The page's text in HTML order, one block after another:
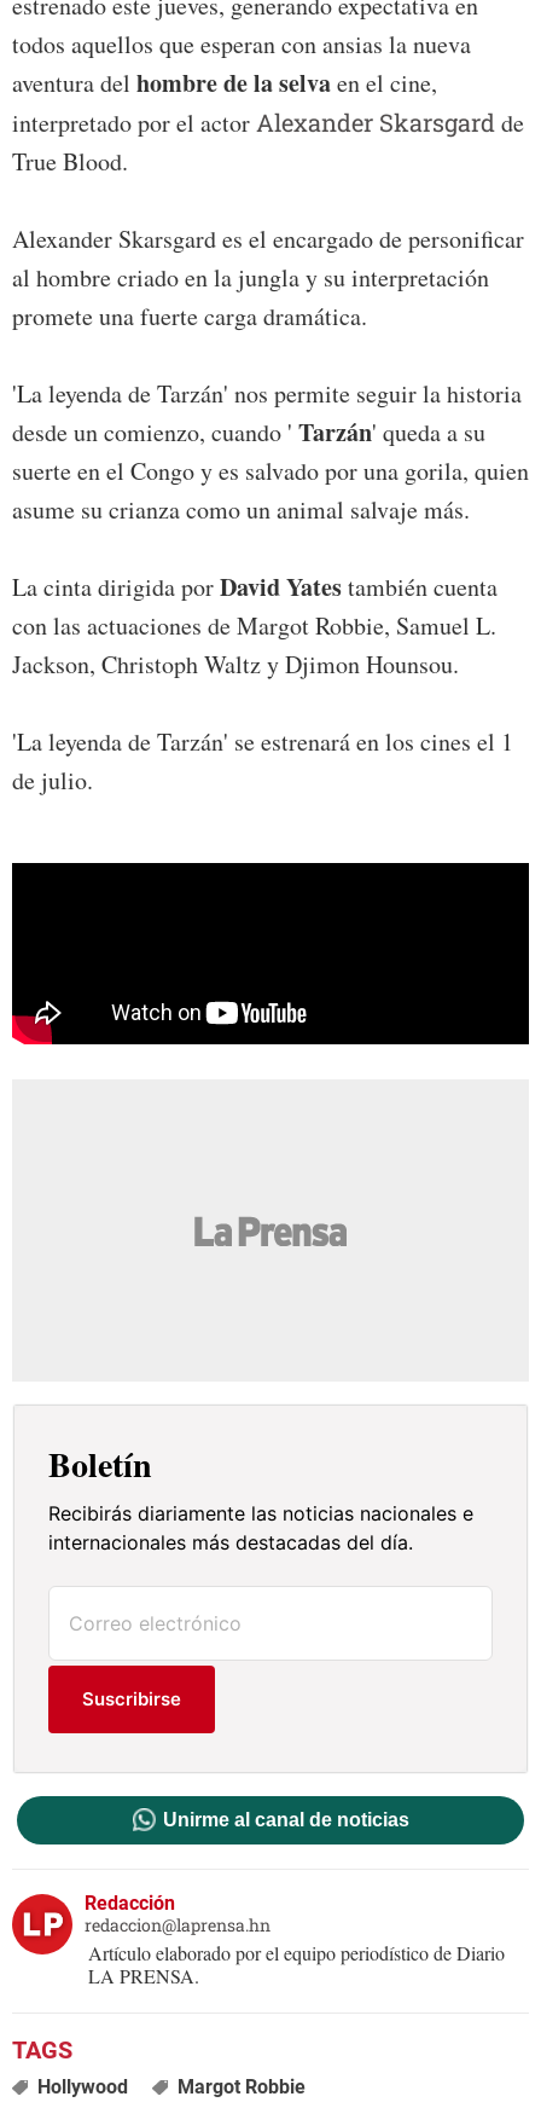
todos aquellos que esperan con ansias la nueva
aventura del hombre de la selvaen el cine,
interpretado por el actor Alexander Skarsgard de
True Blood.
Alexander Skarsgard es el encargado de personificar
al hombre criado en la jungla y su interpretación
promete una fuerte carga dramática.
'La leyenda de Tarzán' nos permite seguir la historia
desde un comienzo, cuando ' Tarzán' queda a su
suerte en el Congo y es salvado por una gorila, quien
asume su crianza como un animal salvaje más.
La cinta dirigida porDavid Yatestambién cuenta
con las actuaciones de Margot Robbie, Samuel L.
Jackson, Christoph Waltz y Djimon Hounsou.
'La leyenda de Tarzán' se estrenará en los cines el 1
de julio.
Boletín
Recibirás diariamente las noticias nacionales e
internacionales más destacadas del día.
Suscribirse
Unirme al canal de noticias
Redacción
redaccion@laprensa.hn
Artículo elaborado por el equipo periodístico de Diario
LA PRENSA.
Hollywood Margot Robbie